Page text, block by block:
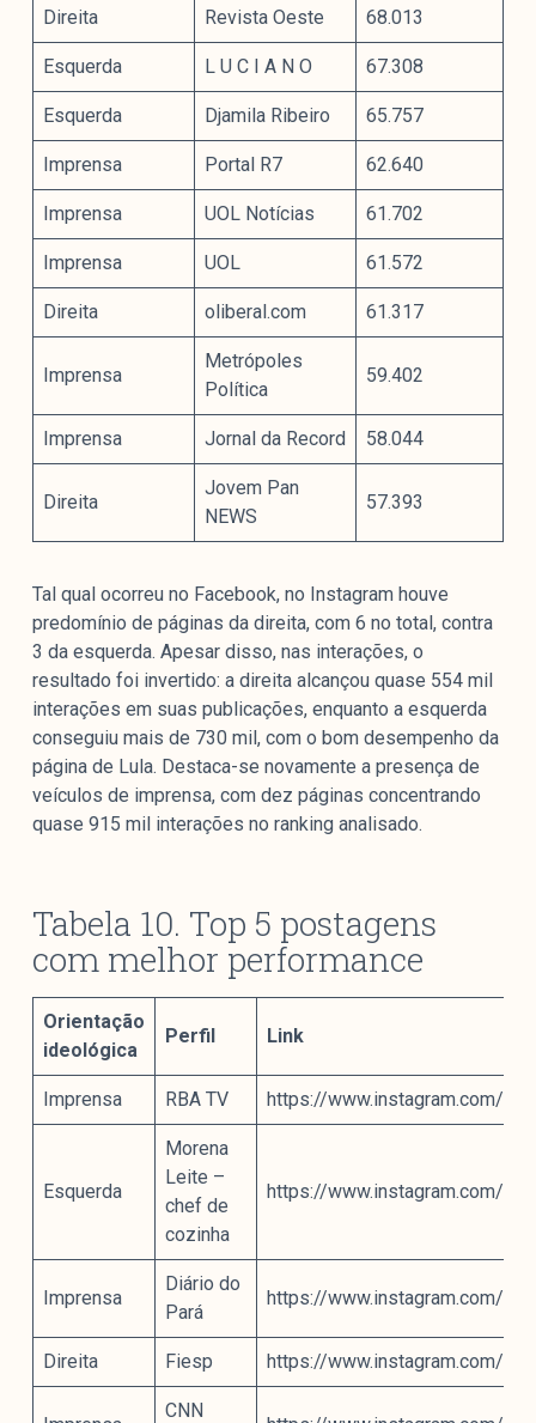
Direita Revista Oeste 68.013
Esquerda L U C I A N O 67.308
Esquerda Djamila Ribeiro 65.757
Imprensa Portal R7 62.640
Imprensa UOL Notícias 61.702
Imprensa UOL 61.572
Direita oliberal.com 61.317
Imprensa
Metrópoles
Política
59.402
Imprensa Jornal da Record 58.044
Direita
Jovem Pan
NEWS
57.393
Tal qual ocorreu no Facebook, no Instagram houve
predomínio de páginas da direita, com 6 no total, contra
3 da esquerda. Apesar disso, nas interações, o
resultado foi invertido: a direita alcançou quase 554 mil
interações em suas publicações, enquanto a esquerda
conseguiu mais de 730 mil, com o bom desempenho da
página de Lula. Destaca-se novamente a presença de
veículos de imprensa, com dez páginas concentrando
quase 915 mil interações no ranking analisado.
Tabela 10. Top 5 postagens
com melhor performance
Orientação
ideológica
Perfil Link
Imprensa RBA TV https://www.instagram.com/p/
Esquerda
Morena
Leite –
chef de
cozinha
https://www.instagram.com/p/
Imprensa
Diário do
Pará
https://www.instagram.com/p/
Direita Fiesp https://www.instagram.com/p/
CNN